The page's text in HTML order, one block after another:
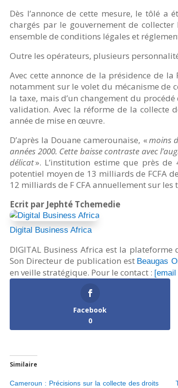
Dès l’annonce de cette mesure, le tôlé a
chargés par le gouvernement de
ensemble de conditions légales et
Outre les opérateurs, plusieurs
Avec cette annonce de la présidence de
notamment sur le volet du mécanisme de
la taxe, mais d’un changement du
validation. Avec la réforme de la collecte
année de mise en œuvre.
D’après la Douane camerounaise, «moins
années 2000. Cette baisse contraste avec
délicat». L’institution estime que près
potentiel moyen de 13 milliards de FCFA
12 milliards de F CFA annuellement sur
Ecrit par Jephté Tchemedie
Digital Business Africa
DIGITAL Business Africa est la
Son Directeur de publication est Beaugas
en veille stratégique. Pour le contact :
Facebook
0
Similaire
Cameroun : Précisions sur la collecte des droits